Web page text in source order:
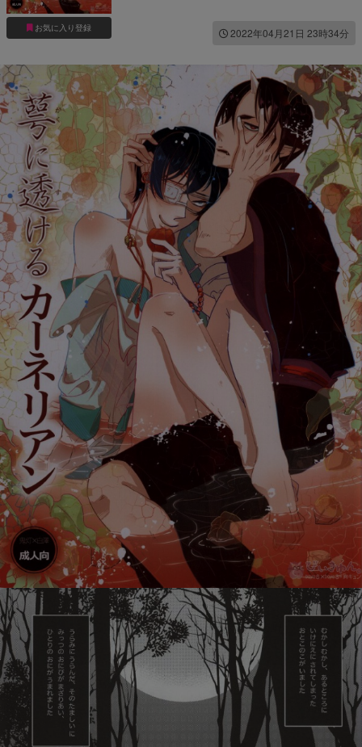
お気に入り登録 2022年04月21日 23時34分